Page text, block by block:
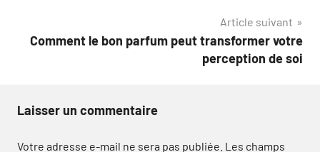
Article suivant
Comment le bon parfum peut transformer votre
perception de soi
Laisser un commentaire
Votre adresse e-mail ne sera pas publiée. Les champs